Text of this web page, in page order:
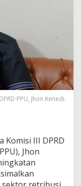
PPU, Jhon Kenedi.
Komisi III DPRD
Jhon